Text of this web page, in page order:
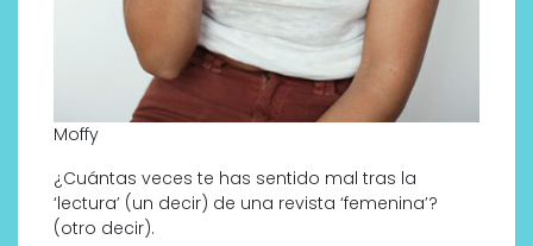
Moffy
¿Cuántas veces te has sentido mal tras la
‘lectura’ (un decir) de una revista ‘femenina’?
(otro decir).